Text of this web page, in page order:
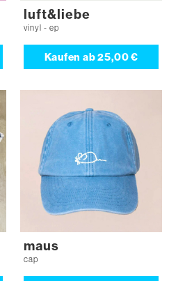
luft&liebe
vinyl - ep
Kaufen ab25,00 €
maus
cap